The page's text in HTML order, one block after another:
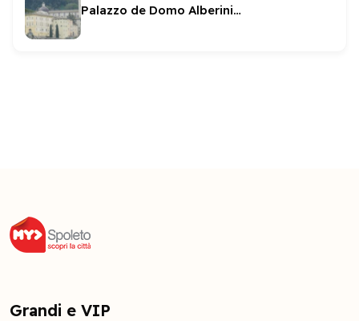
Palazzo de Domo Alberini Della Genga
Grandi e VIP